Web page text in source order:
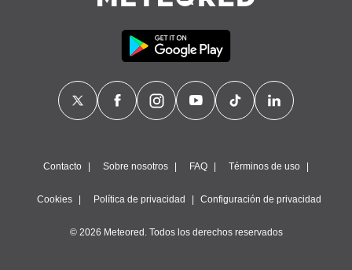
Contacto Sobre nosotros FAQ Términos de uso
Cookies Política de privacidad Configuración de privacidad
© 2026 Meteored. Todos los derechos reservados